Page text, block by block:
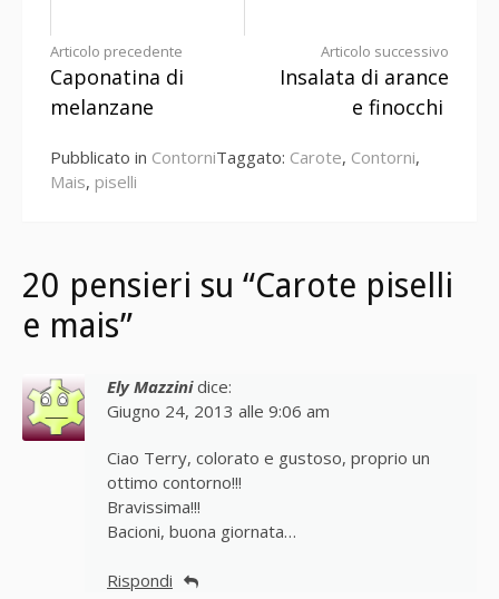
Continua
a
Articolo precedente
Caponatina di
melanzane
Articolo successivo
Insalata di arance
e finocchi
Pubblicato in ContorniTaggato: Carote, Contorni,
Mais, piselli
20 pensieri su “Carote piselli
e mais”
Ely Mazzini dice:
Giugno 24, 2013 alle 9:06 am
Ciao Terry, colorato e gustoso, proprio un
ottimo contorno!!!
Bravissima!!!
Bacioni, buona giornata…
Rispondi